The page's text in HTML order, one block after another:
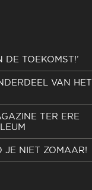
DE TOEKOMST!’
VAN HET
TER ERE
JE NIET ZOMAAR!